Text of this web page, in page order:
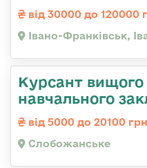
від 30000 до 120000
Івано-Франківськ,
Курсант вищого
навчального
від 5000 до 20100 грн
Слобожанське